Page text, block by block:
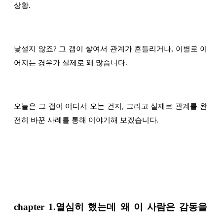
상황.
낯설지 않죠? 그 갭이 쌓여서 관계가 흔들리거나, 이별로 이
어지는 경우가 실제로 꽤 많습니다.
오늘은 그 갭이 어디서 오는 건지, 그리고 실제로 관계를 완
전히 바꾼 사례를 통해 이야기해 보겠습니다.
chapter 1.열심히 했는데 왜 이 사람은 감동을